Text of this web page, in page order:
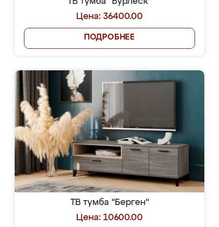
Цена: 36400.00
ПОДРОБНЕЕ
ТВ тумба "Берген"
Цена: 10600.00